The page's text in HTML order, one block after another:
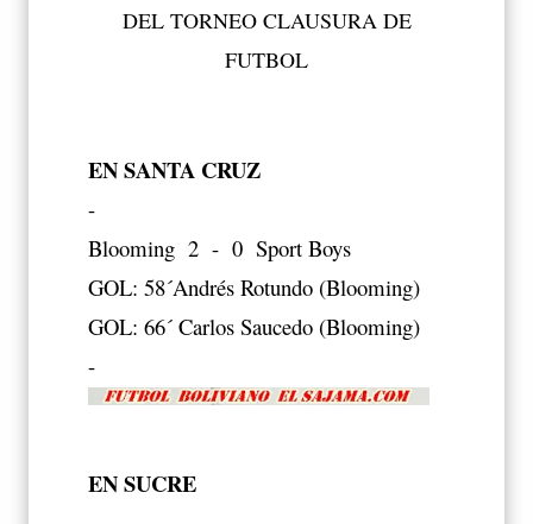
DEL TORNEO CLAUSURA DE
FUTBOL
EN SANTA CRUZ
-
Blooming 2 - 0 Sport Boys
GOL: 58´Andrés Rotundo (Blooming)
GOL: 66´ Carlos Saucedo (Blooming)
-
EN SUCRE